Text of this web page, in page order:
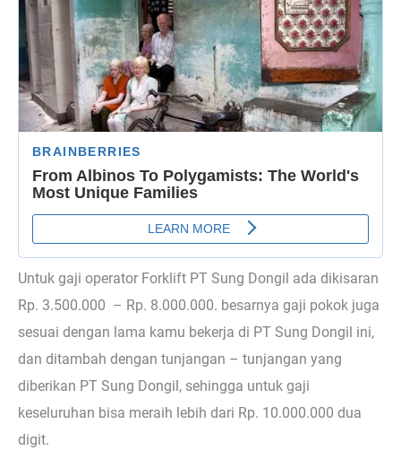
Untuk gaji operator Forklift PT Sung Dongil ada dikisaran
Rp. 3.500.000 – Rp. 8.000.000. besarnya gaji pokok juga
sesuai dengan lama kamu bekerja di PT Sung Dongil ini,
dan ditambah dengan tunjangan – tunjangan yang
diberikan PT Sung Dongil, sehingga untuk gaji
keseluruhan bisa meraih lebih dari Rp. 10.000.000 dua
digit.